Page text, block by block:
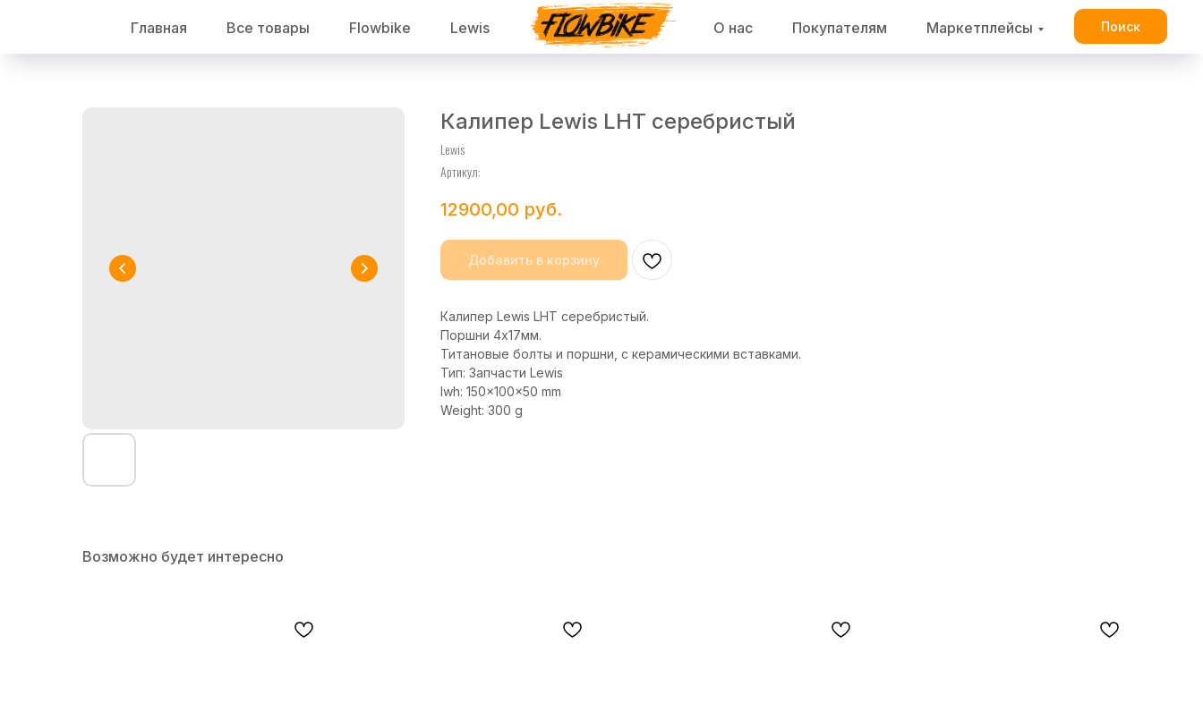
Главная Все товары Flowbike Lewis О нас Покупателям Маркетплейсы Поиск
Калипер Lewis LHT серебристый
Lewis
Артикул:
12900,00 руб.
Добавить в корзину
Калипер Lewis LHT серебристый.
Поршни 4х17мм.
Титановые болты и поршни, с керамическими вставками.
Тип: Запчасти Lewis
lwh: 150x100x50 mm
Weight: 300 g
Возможно будет интересно